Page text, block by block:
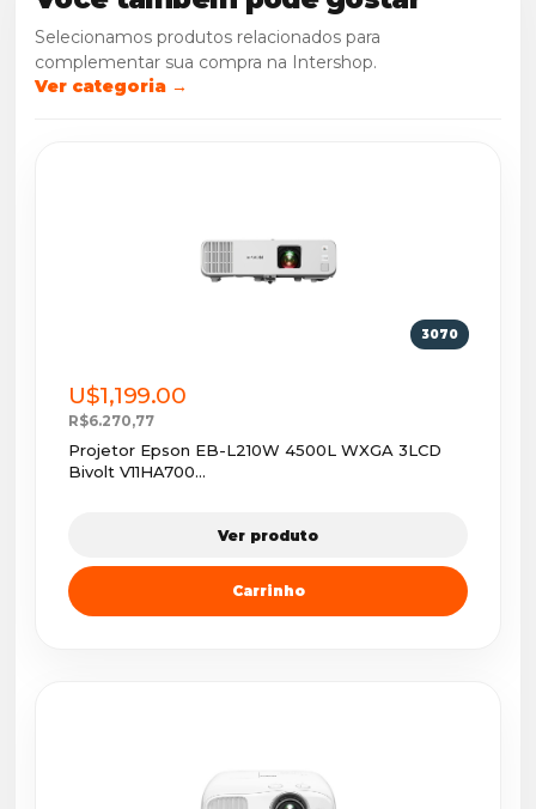
Selecionamos produtos relacionados para
complementar sua compra na Intershop.
Ver categoria →
3070
U$1,199.00
R$6.270,77
Projetor Epson EB-L210W 4500L WXGA 3LCD
Bivolt V11HA700...
Ver produto
Carrinho